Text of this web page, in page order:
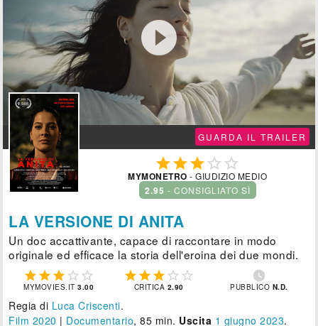

GUARDA IL TRAILER
  
MYMONETRO - GIUDIZIO MEDIO
2.95 - CONSIGLIATO SÌ
LA VERSIONE DI ANITA
Un doc accattivante, capace di raccontare in modo
originale ed efficace la storia dell'eroina dei due mondi.
    
MYMOVIES.IT3.00
    
CRITICA 2.90

PUBBLICO N.D.
Regia di Luca Criscenti.
Film 2020 | Documentario, 85 min. Uscita 1 giugno 2023.